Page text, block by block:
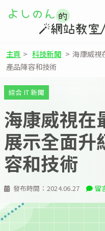
主頁 > 科技新聞 > 海康威視
產品陣容和技術
發布時間： 2024.06.27 留
綜合 IT 新聞
海康威視在
展示全面升
容和技術